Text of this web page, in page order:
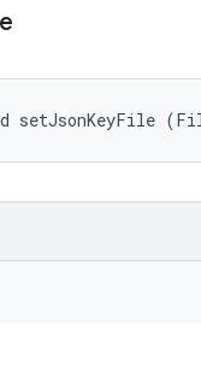
setJsonKeyFile